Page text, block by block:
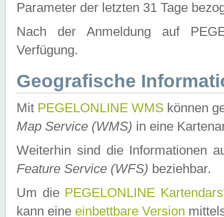
Parameter der letzten 31 Tage
Nach der Anmeldung auf
Verfügung.
Geografische
Mit PEGELONLINE WMS können
Map Service (WMS) in eine
Weiterhin sind die Informationen
Feature Service (WFS) beziehbar.
Um die PEGELONLINE
kann eine einbettbare Version